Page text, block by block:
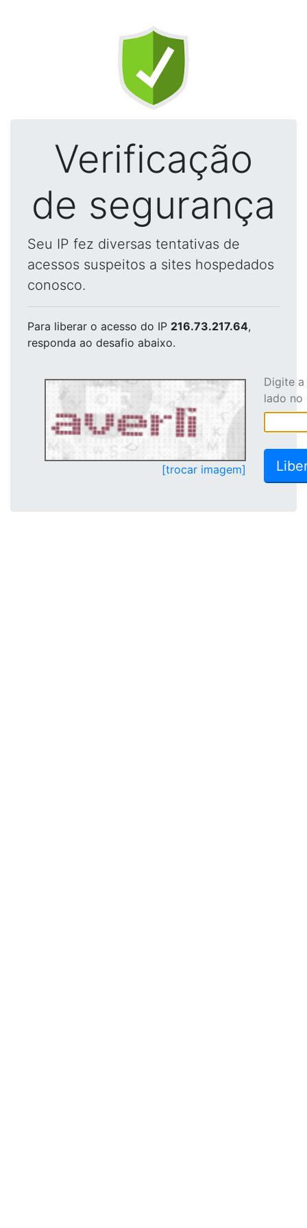
Verificação
de segurança
Seu IP fez diversas tentativas de
acessos suspeitos a sites hospedados
conosco.
Para liberar o acesso do IP 216.73.217.64,
responda ao desafio abaixo.
[trocar imagem]
Digite
lado no